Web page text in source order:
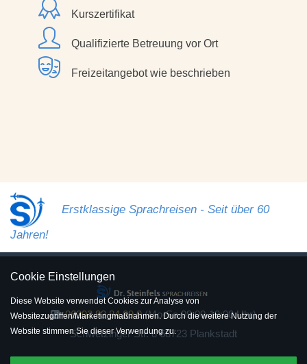
Cookie Einstellungen
Diese Website verwendet Cookies zur Analyse von
Websitezugriffen/Marketingmaßnahmen. Durch die weitere Nutzung der
Website stimmen Sie dieser Verwendung zu.
Kurszertifikat
Qualifizierte Betreuung vor Ort
Freizeitangebot wie beschrieben
Erstklassige Sprachreisen - Seit über 60
Jahren!
06202 93 84 89 0 (Mo-Sa 09:00-19:00 Uhr)
Schwetzinger Str. 8 68723 Plankstadt